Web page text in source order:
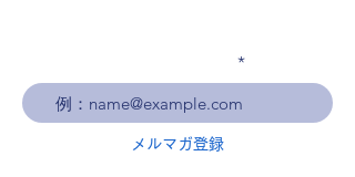
メルマガ登録